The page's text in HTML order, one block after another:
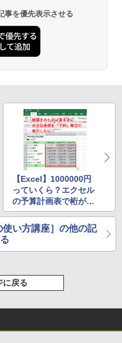
- 目に優しい、かさばら
画面で読みやすい、6週間持
シグニチャーエディ
7インチディスプレイ、明
、色調調節ライト、12週間
、広告なし、メタリック
Colorsoft | 16GBストレ
7インチカラーディスプレ
イト、最大8週間持続バッ
Kindle Scribe Colorsoft |
事を優先表示させる
【Excel】1000000円
っていくら？エクセル
の予算計画表で桁が多
すぎて伝わりづらい金
額を「千円」単位で表
示するテクニック
使い方講座］の他の記
に戻る